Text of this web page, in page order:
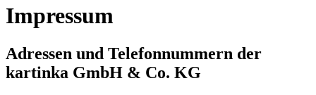
Impressum
Adressen und Telefonnummern der
kartinka GmbH & Co. KG